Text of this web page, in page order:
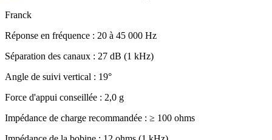
Franck
Réponse en fréquence : 20 à 45 000 Hz
Séparation des canaux : 27 dB (1 kHz)
Angle de suivi vertical : 19°
Force d'appui conseillée : 2,0 g
Impédance de charge recommandée : ≥ 100 ohms